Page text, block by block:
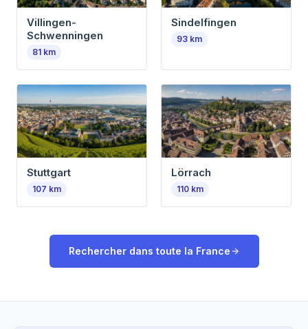
Villingen-
Schwenningen
81 km
Sindelfingen
93 km
Stuttgart
107 km
Lörrach
110 km
Rechercher dans toute la France